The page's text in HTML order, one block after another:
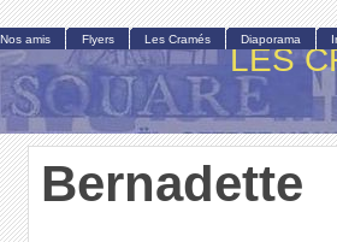
LES
Bernadette
Nos amis Flyers Les Cramés Diaporama